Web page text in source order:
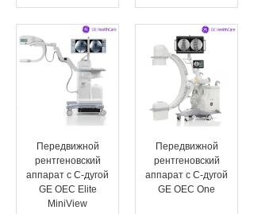
Передвижной
рентгеновский
аппарат с C-дугой
GE OEC Elite
MiniView
Передвижной
рентгеновский
аппарат с C-дугой
GE OEC One